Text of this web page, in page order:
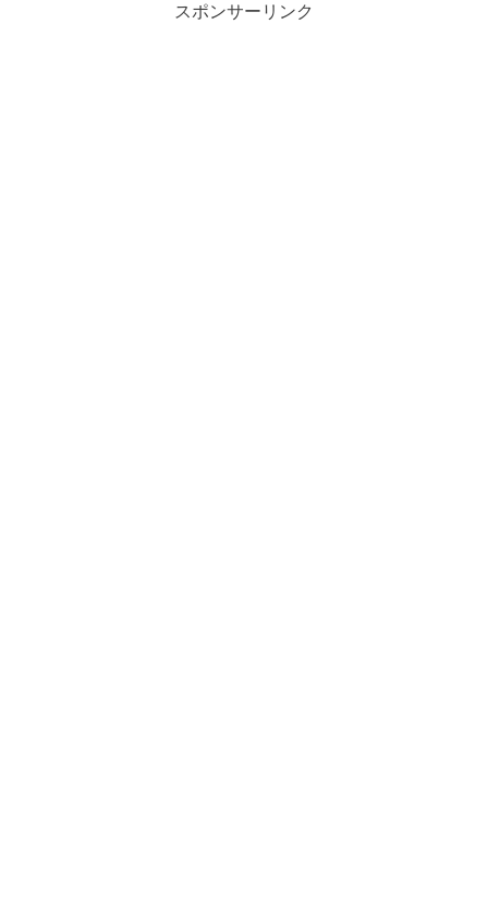
スポンサーリンク